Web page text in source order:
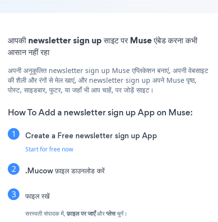
आपकी newsletter sign up साइट पर Muse एंबेड करना कभी
आसान नहीं रहा
अपनी अनुकूलित newsletter sign up Muse एप्लिकेशन बनाएं, अपनी वेबसाइट
की शैली और रंगों से मेल खाएं, और newsletter sign up अपने Muse पृष्ठ,
पोस्ट, साइडबार, फुटर, या जहाँ भी आप चाहें, पर जोड़ें साइट।
How To Add a newsletter sign up App on Muse:
Create a Free newsletter sign up App
Start for free now
.Mucow फ़ाइल डाउनलोड करें
फाइल रखें
सरस्वती संपादक में,फ़ाइल पर जाएँऔरप्लेसचुनें।